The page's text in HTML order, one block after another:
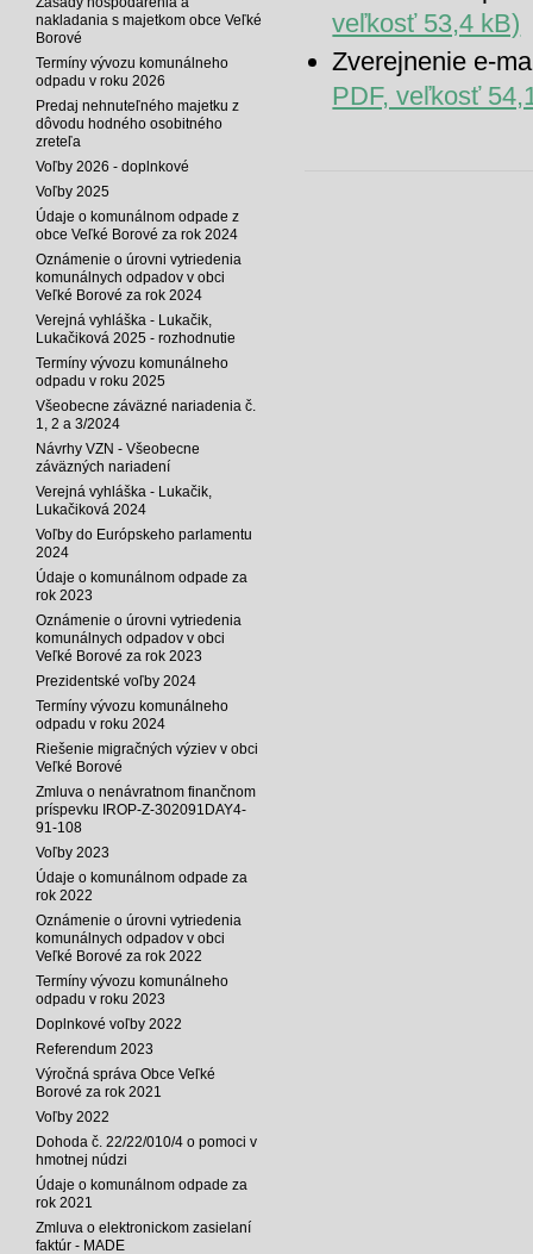
nakladania s majetkom obce Veľké
Borové
Termíny vývozu komunálneho
odpadu v roku 2026
Predaj nehnuteľného majetku z
dôvodu hodného osobitného
zreteľa
Voľby 2026 - doplnkové
Voľby 2025
Údaje o komunálnom odpade z
obce Veľké Borové za rok 2024
Oznámenie o úrovni vytriedenia
komunálnych odpadov v obci
Veľké Borové za rok 2024
Verejná vyhláška - Lukačik,
Lukačiková 2025 - rozhodnutie
Termíny vývozu komunálneho
odpadu v roku 2025
Všeobecne záväzné nariadenia č.
1, 2 a 3/2024
Návrhy VZN - Všeobecne
záväzných nariadení
Verejná vyhláška - Lukačik,
Lukačiková 2024
Voľby do Európskeho parlamentu
2024
Údaje o komunálnom odpade za
rok 2023
Oznámenie o úrovni vytriedenia
komunálnych odpadov v obci
Veľké Borové za rok 2023
Prezidentské voľby 2024
Termíny vývozu komunálneho
odpadu v roku 2024
Riešenie migračných výziev v obci
Veľké Borové
Zmluva o nenávratnom finančnom
príspevku IROP-Z-302091DAY4-
91-108
Voľby 2023
Údaje o komunálnom odpade za
rok 2022
Oznámenie o úrovni vytriedenia
komunálnych odpadov v obci
Veľké Borové za rok 2022
Termíny vývozu komunálneho
odpadu v roku 2023
Doplnkové voľby 2022
Referendum 2023
Výročná správa Obce Veľké
Borové za rok 2021
Voľby 2022
Dohoda č. 22/22/010/4 o pomoci v
hmotnej núdzi
Údaje o komunálnom odpade za
rok 2021
Zmluva o elektronickom zasielaní
faktúr - MADE
veľkosť 53,4 kB)
Zverejnenie e-
PDF, veľkosť